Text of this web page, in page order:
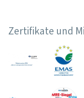
Zertifikate und